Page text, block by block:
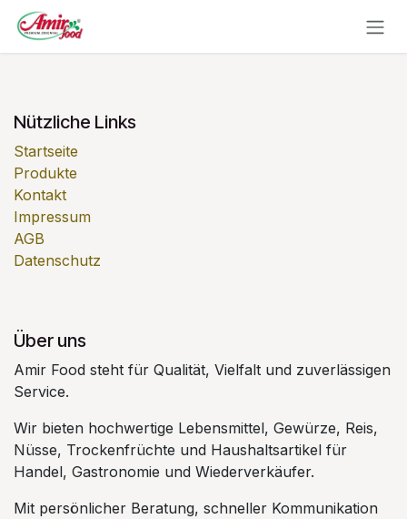
Zum Inhalt springen
Nützliche Links
Startseite
Produkte
Kontakt
Impressum
AGB
Datenschutz
Über uns
Amir Food steht für Qualität, Vielfalt und zuverlässigen
Service.
Wir bieten hochwertige Lebensmittel, Gewürze, Reis,
Nüsse, Trockenfrüchte und Haushaltsartikel für
Handel, Gastronomie und Wiederverkäufer.
Mit persönlicher Beratung, schneller Kommunikation